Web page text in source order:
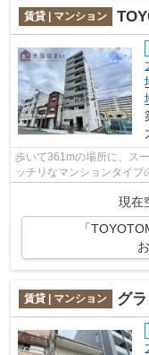
賃貸 | マンション
歩いて361mの場所に、ス
ッチリなマンションタイ
現在
「
賃貸 | マンション グ